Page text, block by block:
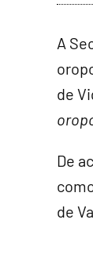
A
de
De
de